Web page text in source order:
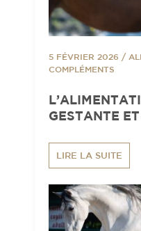
5 FÉVRIER 2026 /
COMPLÉMENTS
GESTANTE
LIRE LA SUITE